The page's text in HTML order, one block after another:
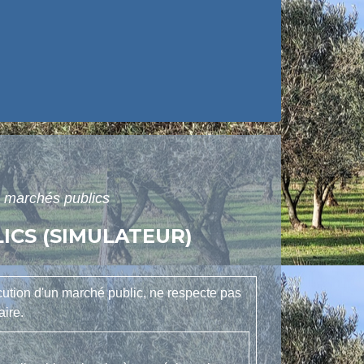
publics
(SIMULATEUR)
d'un marché public, ne respecte pas